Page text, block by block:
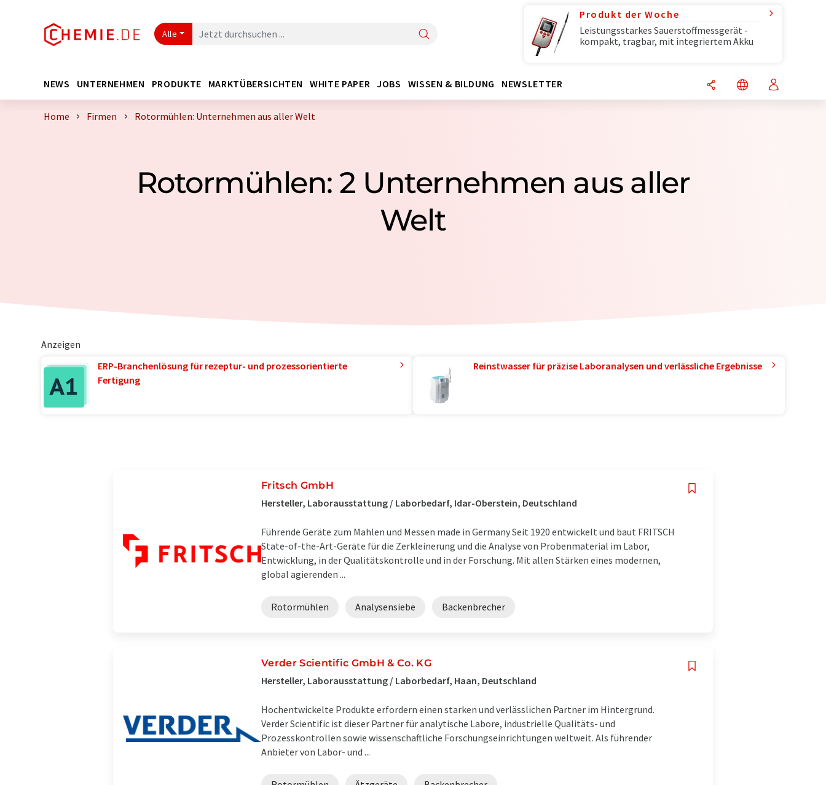
Alle
Produkt der Woche
Leistungsstarkes Sauerstoffmessgerät -
kompakt, tragbar, mit integriertem Akku
NEWS UNTERNEHMEN PRODUKTE MARKTÜBERSICHTEN WHITE PAPER JOBS WISSEN & BILDUNG NEWSLETTER
Home Firmen Rotormühlen: Unternehmen aus aller Welt
Rotormühlen: 2 Unternehmen aus aller
Welt
Anzeigen
ERP-Branchenlösung für rezeptur- und prozessorientierte
Fertigung
Reinstwasser für präzise Laboranalysen und verlässliche Ergebnisse
Fritsch GmbH
Hersteller, Laborausstattung / Laborbedarf, Idar-Oberstein, Deutschland
Führende Geräte zum Mahlen und Messen made in Germany Seit 1920 entwickelt und baut FRITSCH
State-of-the-Art-Geräte für die Zerkleinerung und die Analyse von Probenmaterial im Labor,
Entwicklung, in der Qualitätskontrolle und in der Forschung. Mit allen Stärken eines modernen,
global agierenden ...
Rotormühlen Analysensiebe Backenbrecher
Verder Scientific GmbH & Co. KG
Hersteller, Laborausstattung / Laborbedarf, Haan, Deutschland
Hochentwickelte Produkte erfordern einen starken und verlässlichen Partner im Hintergrund.
Verder Scientific ist dieser Partner für analytische Labore, industrielle Qualitäts- und
Prozesskontrollen sowie wissenschaftliche Forschungseinrichtungen weltweit. Als führender
Anbieter von Labor- und ...